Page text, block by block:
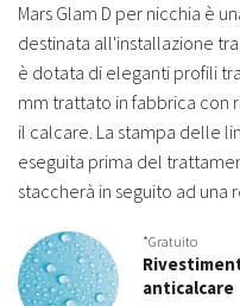
Mars Glam D per nicchia è
destinata all'installazione
è dotata di eleganti profili
mm trattato in fabbrica con
il calcare. La stampa delle
eseguita prima del
staccherà in seguito ad una
*Gratuito
anticalcare